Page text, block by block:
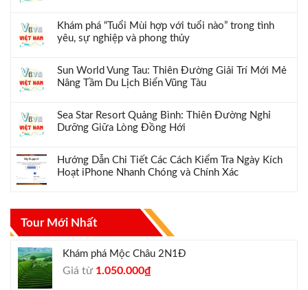
Khám phá “Tuổi Mùi hợp với tuổi nào” trong tình
yêu, sự nghiệp và phong thủy
Sun World Vung Tau: Thiên Đường Giải Trí Mới Mẻ
Nâng Tầm Du Lịch Biển Vũng Tàu
Sea Star Resort Quảng Bình: Thiên Đường Nghỉ
Dưỡng Giữa Lòng Đồng Hới
Hướng Dẫn Chi Tiết Các Cách Kiểm Tra Ngày Kích
Hoạt iPhone Nhanh Chóng và Chính Xác
Tour Mới Nhất
Khám phá Mộc Châu 2N1Đ
Giá từ Giá
1.050.000₫Giá